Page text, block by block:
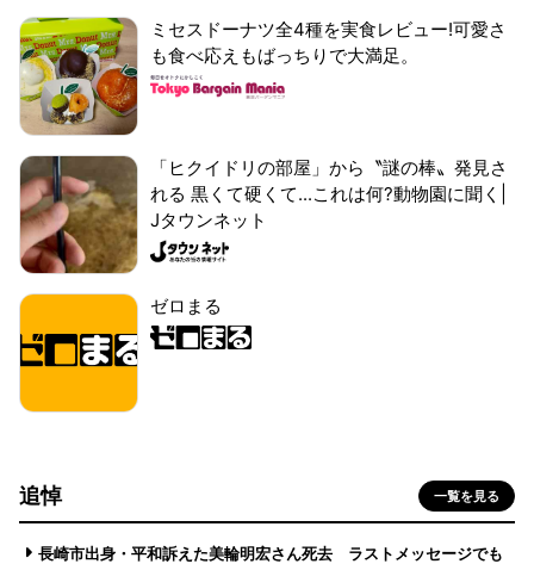
ミセスドーナツ全4種を実食レビュー!可愛さ
も食べ応えもばっちりで大満足。
「ヒクイドリの部屋」から〝謎の棒〟発見さ
れる 黒くて硬くて...これは何?動物園に聞く|
Jタウンネット
ゼロまる
追悼 一覧を見る
長崎市出身・平和訴えた美輪明宏さん死去 ラストメッセージでも